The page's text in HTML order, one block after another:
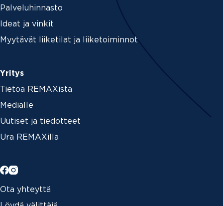
Palveluhinnasto
Ideat ja vinkit
Myytävät liiketilat ja liiketoiminnot
Yritys
Tietoa REMAXista
Medialle
Uutiset ja tiedotteet
Ura REMAXilla
Ota yhteyttä